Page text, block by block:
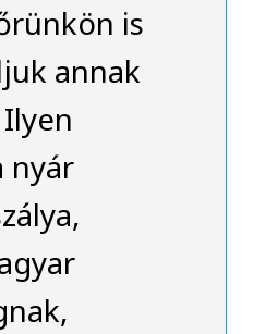
is
annak
nyár